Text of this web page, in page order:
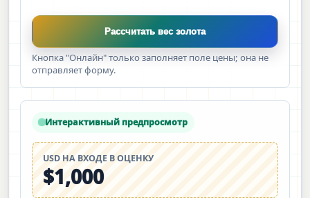
Рассчитать вес золота
Кнопка "Онлайн" только заполняет поле цены; она не
отправляет форму.
Интерактивный предпросмотр
USD НА ВХОДЕ В ОЦЕНКУ
$1,000